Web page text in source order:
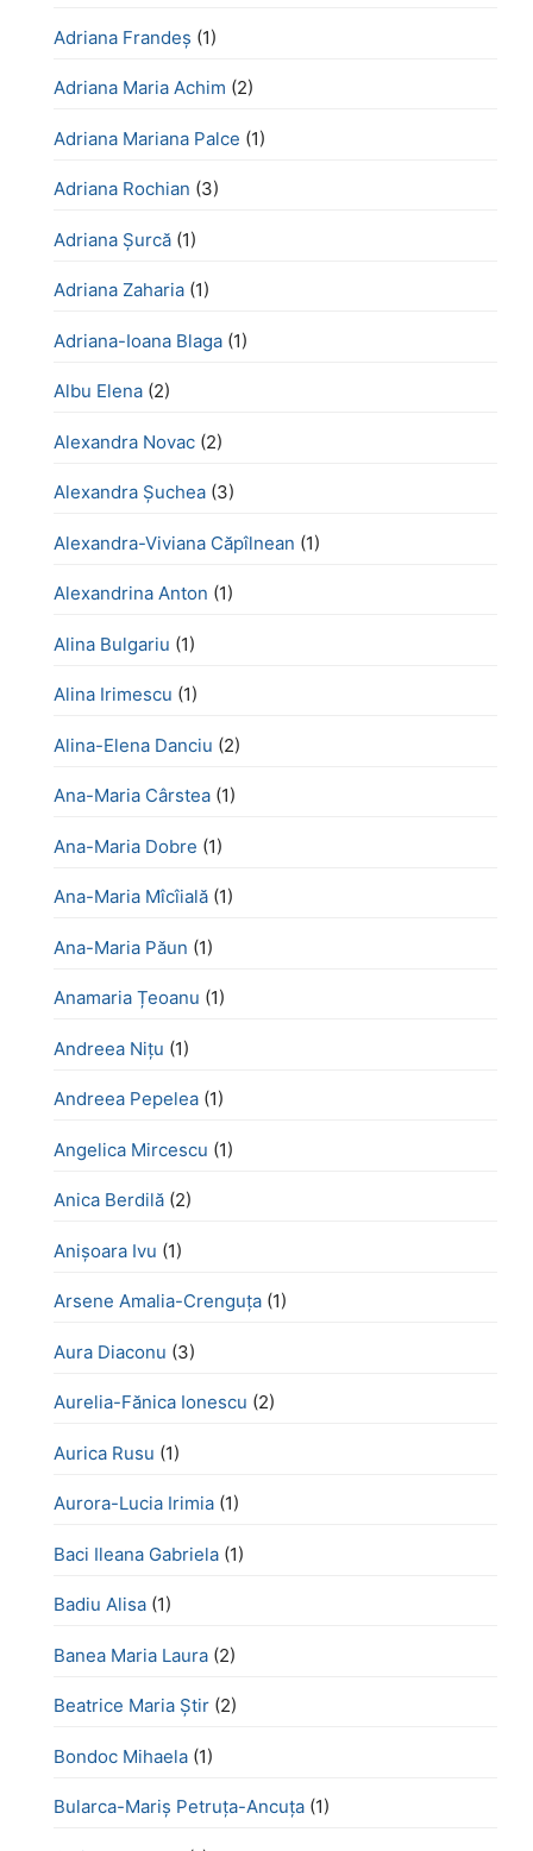
Adriana Frandeș (1)
Adriana Maria Achim (2)
Adriana Mariana Palce (1)
Adriana Rochian (3)
Adriana Șurcă (1)
Adriana Zaharia (1)
Adriana-Ioana Blaga (1)
Albu Elena (2)
Alexandra Novac (2)
Alexandra Șuchea (3)
Alexandra-Viviana Căpîlnean (1)
Alexandrina Anton (1)
Alina Bulgariu (1)
Alina Irimescu (1)
Alina-Elena Danciu (2)
Ana-Maria Cârstea (1)
Ana-Maria Dobre (1)
Ana-Maria Mîcîială (1)
Ana-Maria Păun (1)
Anamaria Țeoanu (1)
Andreea Nițu (1)
Andreea Pepelea (1)
Angelica Mircescu (1)
Anica Berdilă (2)
Anișoara Ivu (1)
Arsene Amalia-Crenguța (1)
Aura Diaconu (3)
Aurelia-Fănica Ionescu (2)
Aurica Rusu (1)
Aurora-Lucia Irimia (1)
Baci Ileana Gabriela (1)
Badiu Alisa (1)
Banea Maria Laura (2)
Beatrice Maria Știr (2)
Bondoc Mihaela (1)
Bularca-Mariș Petruța-Ancuța (1)